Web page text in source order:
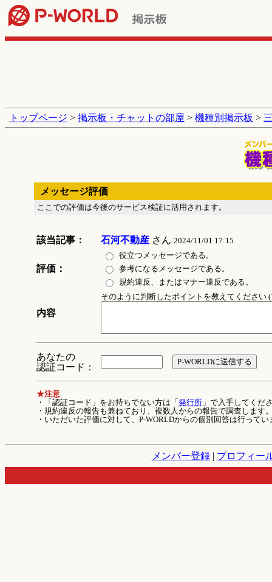
トップページ > 掲示板・チャットの部屋 > 機種別掲示板 >
メッセージ評価
ここでの評価は今後のサービス検証に活用されます。
該当記事： 石河不動産さん 2024/11/01 17:15
評価：
役立つメッセージである。
参考になるメッセージである。
規約違反、またはマナー違反である。
内容
そのように判断したポイントを教えてください
あなたの
認証コード：
★注意
・「認証コード」をお持ちでない方は「 発行所」で入手してくだ
・規約違反の報告も兼ねており、複数人からの報告で調査します
・いただいた評価に対して、P-WORLDからの個別回答は行ってい
メンバー登録| プロフィー